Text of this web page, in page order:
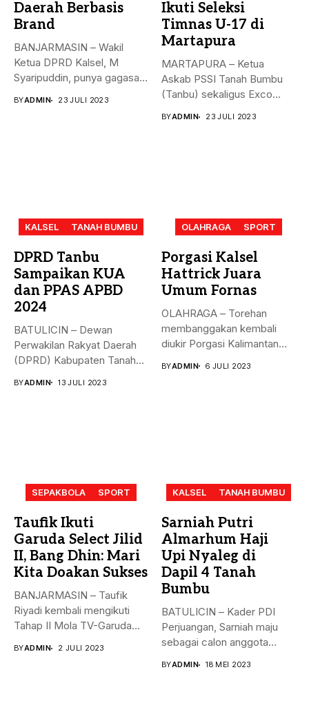
Daerah Berbasis
Brand
BANJARMASIN – Wakil
Ketua DPRD Kalsel, M
Syaripuddin, punya gagasan
BYADMIN 23 JULI 2023
Ikuti Seleksi
Timnas U-17 di
Martapura
MARTAPURA – Ketua
Askab PSSI Tanah Bumbu
(Tanbu) sekaligus Exco
BYADMIN 23 JULI 2023
KALSEL TANAH BUMBU
DPRD Tanbu
Sampaikan KUA
dan PPAS APBD
2024
BATULICIN – Dewan
Perwakilan Rakyat Daerah
(DPRD) Kabupaten Tanah
BYADMIN 13 JULI 2023
OLAHRAGA SPORT
Porgasi Kalsel
Hattrick Juara
Umum Fornas
OLAHRAGA – Torehan
membanggakan kembali
diukir Porgasi Kalimantan
BYADMIN 6 JULI 2023
SEPAKBOLA SPORT
Taufik Ikuti
Garuda Select Jilid
II, Bang Dhin: Mari
Kita Doakan Sukses
BANJARMASIN – Taufik
Riyadi kembali mengikuti
Tahap II Mola TV-Garuda
BYADMIN 2 JULI 2023
KALSEL TANAH BUMBU
Sarniah Putri
Almarhum Haji
Upi Nyaleg di
Dapil 4 Tanah
Bumbu
BATULICIN – Kader PDI
Perjuangan, Sarniah maju
sebagai calon anggota
BYADMIN 18 MEI 2023